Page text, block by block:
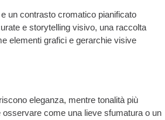
un contrasto cromatico pianificato
e storytelling visivo, una raccolta
elementi grafici e gerarchie visive
eleganza, mentre tonalità più
come una lieve sfumatura o un